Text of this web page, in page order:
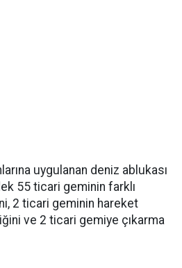
uygulanan deniz ablukası
55 ticari geminin farklı
2 ticari geminin hareket
ve 2 ticari gemiye çıkarma